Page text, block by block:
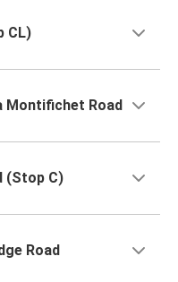
CL)
Montifichet Road
(Stop C)
Road